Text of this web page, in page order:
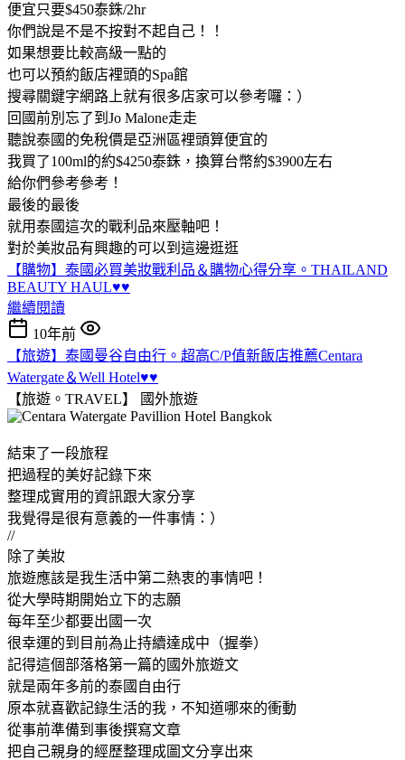
便宜只要$450泰銖/2hr
你們說是不是不按對不起自己！！
如果想要比較高級一點的
也可以預約飯店裡頭的Spa館
搜尋關鍵字網路上就有很多店家可以參考囉：）
回國前別忘了到Jo Malone走走
聽說泰國的免稅價是亞洲區裡頭算便宜的
我買了100ml的約$4250泰銖，換算台幣約$3900左右
給你們參考參考！
最後的最後
就用泰國這次的戰利品來壓軸吧！
對於美妝品有興趣的可以到這邊逛逛
【購物】泰國必買美妝戰利品＆購物心得分享。THAILAND
BEAUTY HAUL♥♥
繼續閱讀
10年前
【旅遊】泰國曼谷自由行。超高C/P值新飯店推薦Centara
Watergate＆Well Hotel♥♥
【旅遊。TRAVEL】
國外旅遊
結束了一段旅程
把過程的美好記錄下來
整理成實用的資訊跟大家分享
我覺得是很有意義的一件事情：）
//
除了美妝
旅遊應該是我生活中第二熱衷的事情吧！
從大學時期開始立下的志願
每年至少都要出國一次
很幸運的到目前為止持續達成中（握拳）
記得這個部落格第一篇的國外旅遊文
就是兩年多前的泰國自由行
原本就喜歡記錄生活的我，不知道哪來的衝動
從事前準備到事後撰寫文章
把自己親身的經歷整理成圖文分享出來